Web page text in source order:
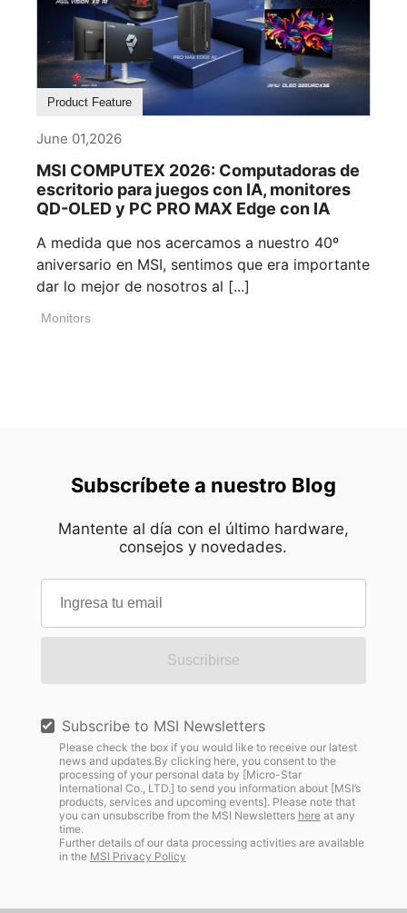
Product Feature
June 01,2026
MSI COMPUTEX 2026: Computadoras de
escritorio para juegos con IA, monitores
QD-OLED y PC PRO MAX Edge con IA
A medida que nos acercamos a nuestro 40º
aniversario en MSI, sentimos que era importante
dar lo mejor de nosotros al [...]
Monitors
Subscríbete a nuestro Blog
Mantente al día con el último hardware,
consejos y novedades.
Suscribirse
Subscribe to MSI Newsletters
Please check the box if you would like to receive our latest
news and updates.By clicking here, you consent to the
processing of your personal data by [Micro-Star
International Co., LTD.] to send you information about [MSI’s
products, services and upcoming events]. Please note that
you can unsubscribe from the MSI Newsletters hereat any
time.
Further details of our data processing activities are available
in the MSI Privacy Policy